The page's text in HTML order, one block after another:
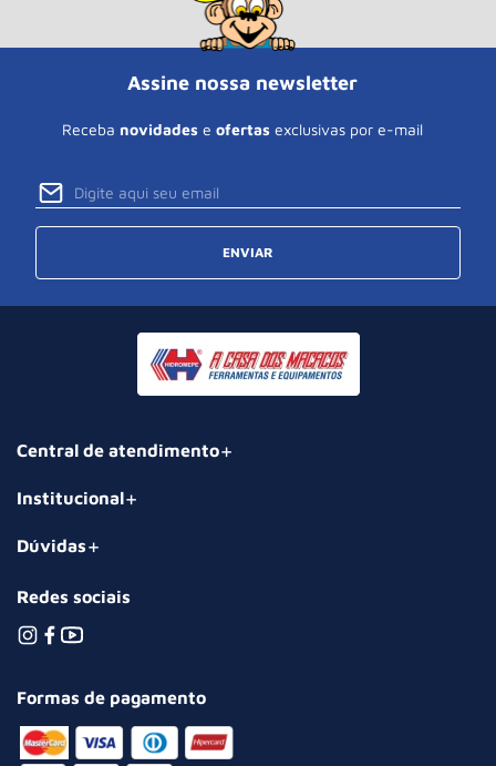
Assine nossa newsletter
Receba novidades e ofertas exclusivas por e-mail
ENVIAR
Central de atendimento
Institucional
Dúvidas
Redes sociais
Formas de pagamento